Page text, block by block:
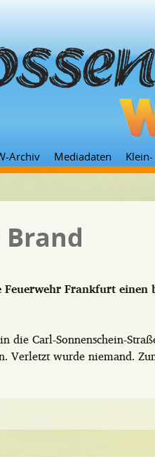
Archiv Mediadaten
Frankfurt
die Carl-Sonnenschein-
Verletzt wurde niemand.